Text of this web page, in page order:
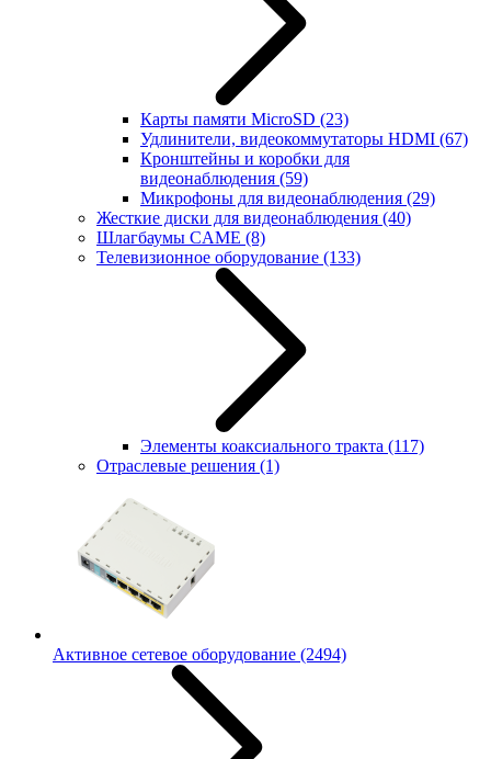
Карты памяти MicroSD (23)
Удлинители, видеокоммутаторы HDMI (67)
Кронштейны и коробки для
видеонаблюдения (59)
Микрофоны для видеонаблюдения (29)
Жесткие диски для видеонаблюдения (40)
Шлагбаумы CAME (8)
Телевизионное оборудование (133)
Элементы коаксиального тракта (117)
Отраслевые решения (1)
Активное сетевое оборудование (2494)